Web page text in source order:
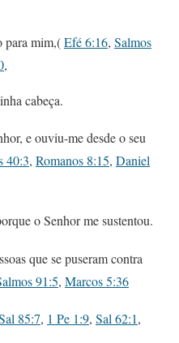
para mim,(Efé 6:16, Salmos
,
cabeça.
e ouviu-me desde o seu
40:3, Romanos 8:15, Daniel
o Senhor me sustentou.
que se puseram contra
91:5, Marcos 5:36
85:7, 1 Pe 1:9, Sal 62:1,